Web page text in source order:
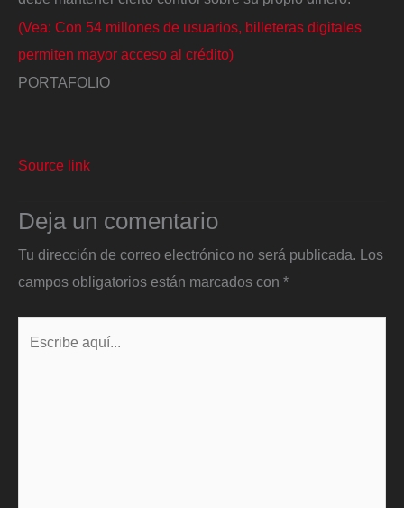
(Vea: Con 54 millones de usuarios, billeteras digitales
permiten mayor acceso al crédito)
PORTAFOLIO
Source link
Deja un comentario
Tu dirección de correo electrónico no será publicada. Los
campos obligatorios están marcados con *